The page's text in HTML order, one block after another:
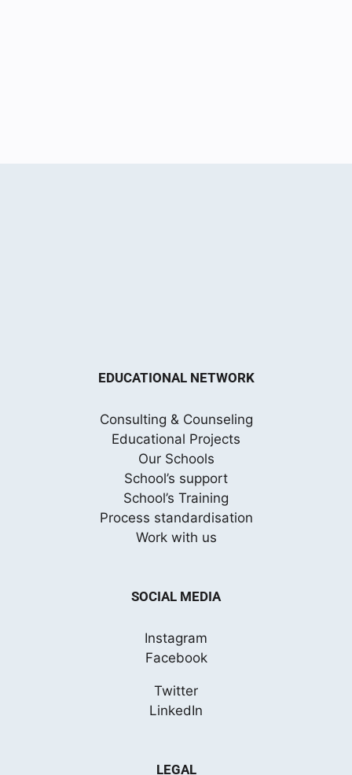
EDUCATIONAL NETWORK
Consulting & Counseling
Educational Projects
Our Schools
School’s support
School’s Training
Process standardisation
Work with us
SOCIAL MEDIA
Instagram
Facebook
Twitter
LinkedIn
LEGAL